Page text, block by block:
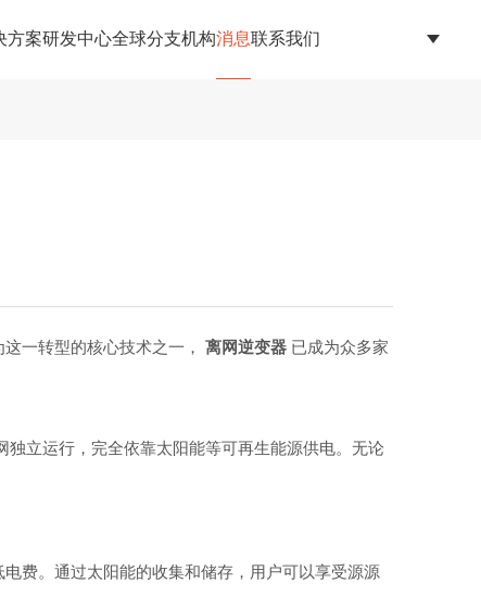
方案研发中心全球分支机构消息联系我们
一转型的核心技术之一， 离网逆变器已成为众多家
立运行，完全依靠太阳能等可再生能源供电。无论
费。通过太阳能的收集和储存，用户可以享受源源